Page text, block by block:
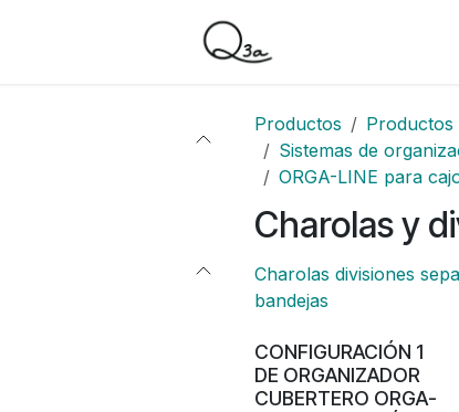
Productos Productos
Sistemas de
ORGA-LINE para
Charolas y
Charolas divisiones
bandejas
Personalizable
CONFIGURACIÓN 1
DE ORGANIZADOR
CUBERTERO ORGA-